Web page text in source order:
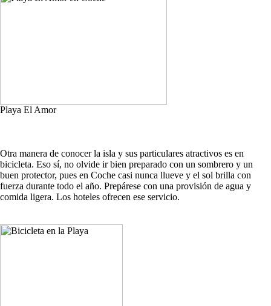
Playa El Amor
Otra manera de conocer la isla y sus particulares atractivos es en
bicicleta. Eso sí, no olvide ir bien preparado con un sombrero y un
buen protector, pues en Coche casi nunca llueve y el sol brilla con
fuerza durante todo el año. Prepárese con una provisión de agua y
comida ligera. Los hoteles ofrecen ese servicio.